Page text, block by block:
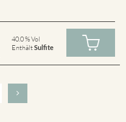
40.0 % Vol
EnthältSulfite